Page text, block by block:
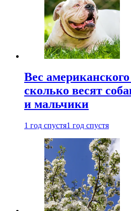
Вес
сколько весят
и мальчики
1 год спустя1 год спустя